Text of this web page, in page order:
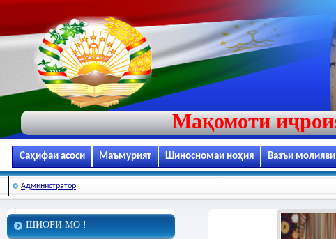
Мақомоти
Саҳифаи асоси Маъмурият Шиносномаи ноҳия Вазъи молияви
Администратор
ШИОРИ МО !